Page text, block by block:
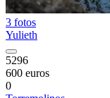
3 fotos
Yulieth
5296
600 euros
0